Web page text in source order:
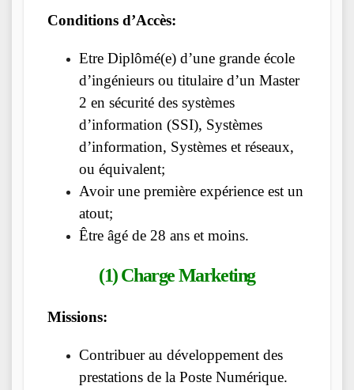
Conditions d’Accès:
Etre Diplômé(e) d’une grande école
d’ingénieurs ou titulaire d’un Master
2 en sécurité des systèmes
d’information (SSI), Systèmes
d’information, Systèmes et réseaux,
ou équivalent;
Avoir une première expérience est un
atout;
Être âgé de 28 ans et moins.
(1) Charge Marketing
Missions:
Contribuer au développement des
prestations de la Poste Numérique.